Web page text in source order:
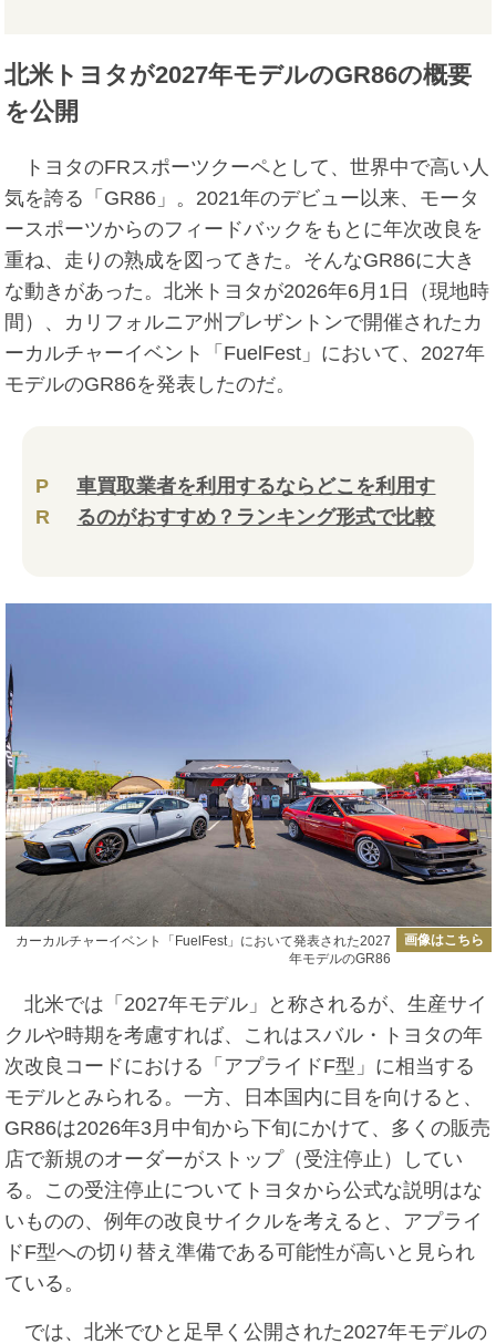
北米トヨタが2027年モデルのGR86の概要
を公開
トヨタのFRスポーツクーペとして、世界中で高い人
気を誇る「GR86」。2021年のデビュー以来、モータ
ースポーツからのフィードバックをもとに年次改良を
重ね、走りの熟成を図ってきた。そんなGR86に大き
な動きがあった。北米トヨタが2026年6月1日（現地時
間）、カリフォルニア州プレザントンで開催されたカ
ーカルチャーイベント「FuelFest」において、2027年
モデルのGR86を発表したのだ。
P
R
車買取業者を利用するならどこを利用す
るのがおすすめ？ランキング形式で比較
カーカルチャーイベント「FuelFest」において発表された2027
年モデルのGR86
画像はこちら
北米では「2027年モデル」と称されるが、生産サイ
クルや時期を考慮すれば、これはスバル・トヨタの年
次改良コードにおける「アプライドF型」に相当する
モデルとみられる。一方、日本国内に目を向けると、
GR86は2026年3月中旬から下旬にかけて、多くの販売
店で新規のオーダーがストップ（受注停止）してい
る。この受注停止についてトヨタから公式な説明はな
いものの、例年の改良サイクルを考えると、アプライ
ドF型への切り替え準備である可能性が高いと見られ
ている。
では、北米でひと足早く公開された2027年モデルの